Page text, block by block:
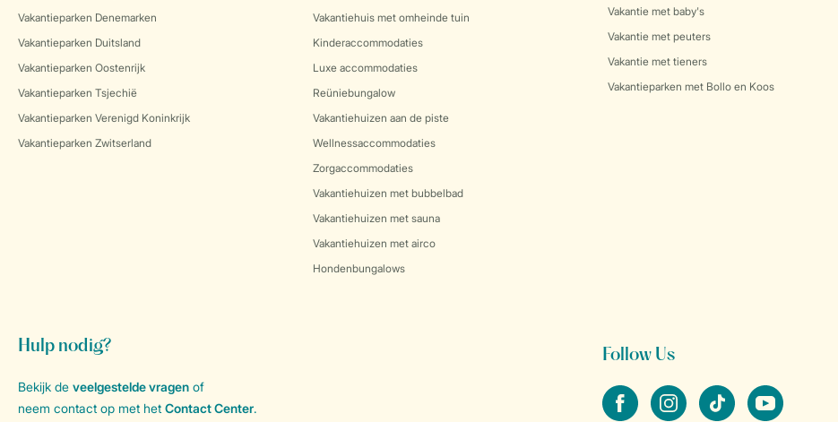
Vakantieparken Denemarken
Vakantieparken Duitsland
Vakantieparken Oostenrijk
Vakantieparken Tsjechië
Vakantieparken Verenigd Koninkrijk
Vakantieparken Zwitserland
Vakantiehuis met omheinde tuin
Kinderaccommodaties
Luxe accommodaties
Reüniebungalow
Vakantiehuizen aan de piste
Wellnessaccommodaties
Zorgaccommodaties
Vakantiehuizen met bubbelbad
Vakantiehuizen met sauna
Vakantiehuizen met airco
Hondenbungalows
Vakantie met baby's
Vakantie met peuters
Vakantie met tieners
Vakantieparken met Bollo en Koos
Hulp nodig?
Bekijk de veelgestelde vragen of
neem contact op met het Contact Center.
Follow Us
facebookinstagramtiktok youtube